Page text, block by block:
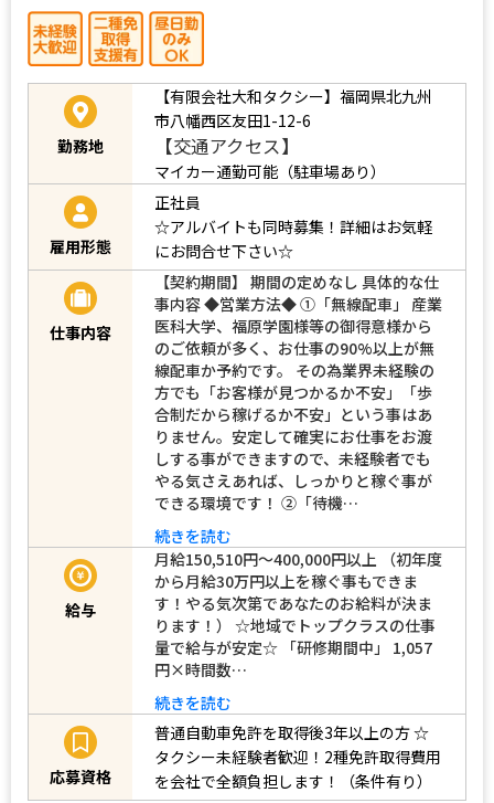
勤務地
【有限会社大和タクシー】福岡県北九州
市八幡西区友田1-12-6
【交通アクセス】
マイカー通勤可能（駐車場あり）
雇用形態
正社員
☆アルバイトも同時募集！詳細はお気軽
にお問合せ下さい☆
仕事内容
【契約期間】 期間の定めなし 具体的な仕
事内容 ◆営業方法◆ ➀「無線配車」 産業
医科大学、福原学園様等の御得意様から
のご依頼が多く、お仕事の90%以上が無
線配車か予約です。 その為業界未経験の
方でも「お客様が見つかるか不安」「歩
合制だから稼げるか不安」という事はあ
りません。安定して確実にお仕事をお渡
しする事ができますので、未経験者でも
やる気さえあれば、しっかりと稼ぐ事が
できる環境です！ ➁「待機…
続きを読む
給与
月給150,510円～400,000円以上 （初年度
から月給30万円以上を稼ぐ事もできま
す！やる気次第であなたのお給料が決ま
ります！） ☆地域でトップクラスの仕事
量で給与が安定☆ 「研修期間中」 1,057
円×時間数…
続きを読む
応募資格
普通自動車免許を取得後3年以上の方☆
タクシー未経験者歓迎！2種免許取得費用
を会社で全額負担します！（条件有り）